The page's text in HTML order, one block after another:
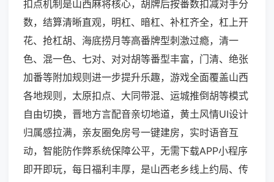
扣点机制是山西麻将核心，胡牌后按番数扣减对手分
数，结算清晰直观，明杠、暗杠、补杠齐全，杠上开
花、抢杠胡、海底捞月等高番牌型刺激过瘾，清一
色、混一色、七对、对对胡等番型丰富，门清、绝张
加番等附加规则进一步提升乐趣，游戏全面覆盖山西
各地规则，太原扣点、大同带混、运城推倒胡等模式
自由切换，晋地方言配音亲切地道，黄土风情UI设计
归属感拉满，亲友圈免房号一键建房，实时语音互
动，智能防作弊系统保障公平，无需下载APP小程序
即开即玩，每日福利丰厚，是山西老乡线上约局、传